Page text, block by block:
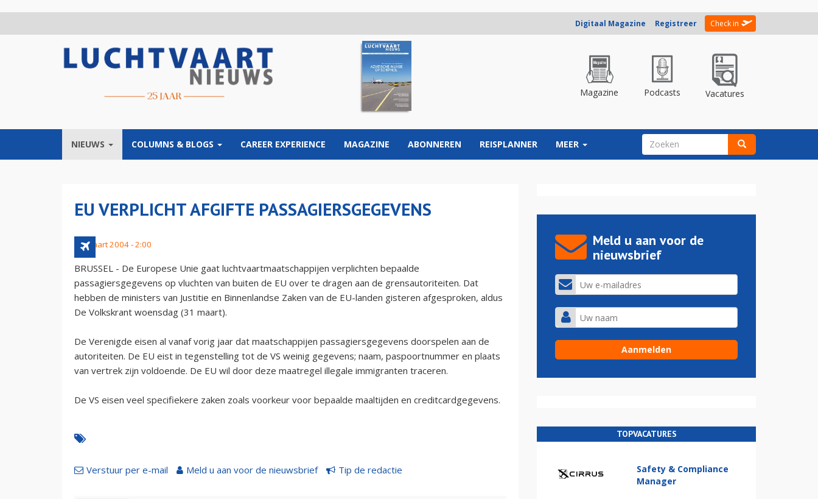
Digitaal Magazine Registreer Check in
Magazine Podcasts Vacatures
NIEUWS COLUMNS & BLOGS CAREER EXPERIENCE MAGAZINE ABONNEREN REISPLANNER MEER ZOEKVELD
EU VERPLICHT AFGIFTE PASSAGIERSGEGEVENS
31 maart 2004 - 2:00
BRUSSEL - De Europese Unie gaat luchtvaartmaatschappijen verplichten bepaalde
passagiersgegevens op vluchten van buiten de EU over te dragen aan de grensautoriteiten. Dat
hebben de ministers van Justitie en Binnenlandse Zaken van de EU-landen gisteren afgesproken, aldus
De Volkskrant woensdag (31 maart).
De Verenigde eisen al vanaf vorig jaar dat maatschappijen passagiersgegevens doorspelen aan de
autoriteiten. De EU eist in tegenstelling tot de VS weinig gegevens; naam, paspoortnummer en plaats
van vertrek zijn voldoende. De EU wil door deze maatregel illegale immigranten traceren.
De VS eisen veel specifiekere zaken zoals voorkeur voor bepaalde maaltijden en creditcardgegevens.
Verstuur per e-mail Meld u aan voor de nieuwsbrief Tip de redactie
Meld u aan voor de
nieuwsbrief
TOPVACATURES
Safety & Compliance
Manager